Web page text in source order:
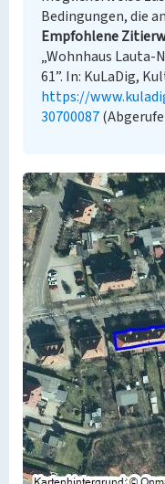
Bedingungen, die
Empfohlene
„Wohnhaus Lauta-
61”. In: KuLaDig,
https://
30700087